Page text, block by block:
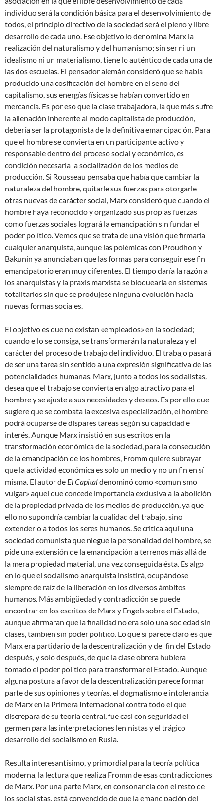
individuo será la condición básica para el desenvolvimiento de
todos, el principio directivo de la sociedad será el pleno y libre
desarrollo de cada uno. Ese objetivo lo denomina Marx la
realización del naturalismo y del humanismo; sin ser ni un
idealismo ni un materialismo, tiene lo auténtico de cada una de
las dos escuelas. El pensador alemán consideró que se había
producido una cosificación del hombre en el seno del
capitalismo, sus energías físicas se habían convertido en
mercancía. Es por eso que la clase trabajadora, la que más sufre
la alienación inherente al modo capitalista de producción,
debería ser la protagonista de la definitiva emancipación. Para
que el hombre se convierta en un participante activo y
responsable dentro del proceso social y económico, es
condición necesaria la socialización de los medios de
producción. Si Rousseau pensaba que había que cambiar la
naturaleza del hombre, quitarle sus fuerzas para otorgarle
otras nuevas de carácter social, Marx consideró que cuando el
hombre haya reconocido y organizado sus propias fuerzas
como fuerzas sociales logrará la emancipación sin fundar el
poder político. Vemos que se trata de una visión que firmaría
cualquier anarquista, aunque las polémicas con Proudhon y
Bakunin ya anunciaban que las formas para conseguir ese fin
emancipatorio eran muy diferentes. El tiempo daría la razón a
los anarquistas y la praxis marxista se bloquearía en sistemas
totalitarios sin que se produjese ninguna evolución hacia
nuevas formas sociales.
El objetivo es que no existan «empleados» en la sociedad;
cuando ello se consiga, se transformarán la naturaleza y el
carácter del proceso de trabajo del individuo. El trabajo pasará
de ser una tarea sin sentido a una expresión significativa de las
potencialidades humanas. Marx, junto a todos los socialistas,
desea que el trabajo se convierta en algo atractivo para el
hombre y se ajuste a sus necesidades y deseos. Es por ello que
sugiere que se combata la excesiva especialización, el hombre
podrá ocuparse de dispares tareas según su capacidad e
interés. Aunque Marx insistió en sus escritos en la
transformación económica de la sociedad, para la consecución
de la emancipación de los hombres, Fromm quiere subrayar
que la actividad económica es solo un medio y no un fin en sí
misma. El autor de El Capitaldenominó como «comunismo
vulgar» aquel que concede importancia exclusiva a la abolición
de la propiedad privada de los medios de producción, ya que
ello no supondría cambiar la cualidad del trabajo, sino
extenderlo a todos los seres humanos. Se critica aquí una
sociedad comunista que niegue la personalidad del hombre, se
pide una extensión de la emancipación a terrenos más allá de
la mera propiedad material, una vez conseguida ésta. Es algo
en lo que el socialismo anarquista insistirá, ocupándose
siempre de raíz de la liberación en los diversos ámbitos
humanos. Más ambigüedad y contradicción se puede
encontrar en los escritos de Marx y Engels sobre el Estado,
aunque afirmaran que la finalidad no era solo una sociedad sin
clases, también sin poder político. Lo que sí parece claro es que
Marx era partidario de la descentralización y del fin del Estado
después, y solo después, de que la clase obrera hubiera
tomado el poder político para transformar el Estado. Aunque
alguna postura a favor de la descentralización parece formar
parte de sus opiniones y teorías, el dogmatismo e intolerancia
de Marx en la Primera Internacional contra todo el que
discrepara de su teoría central, fue casi con seguridad el
germen para las interpretaciones leninistas y el trágico
desarrollo del socialismo en Rusia.
Resulta interesantísimo, y primordial para la teoría política
moderna, la lectura que realiza Fromm de esas contradicciones
de Marx. Por una parte Marx, en consonancia con el resto de
los socialistas, está convencido de que la emancipación del